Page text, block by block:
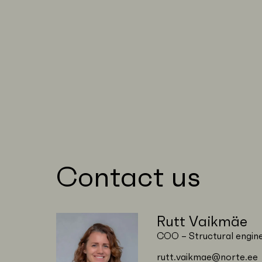
Contact us
Rutt Vaikmäe
COO – Structural
rutt.vaikmae@norte.ee